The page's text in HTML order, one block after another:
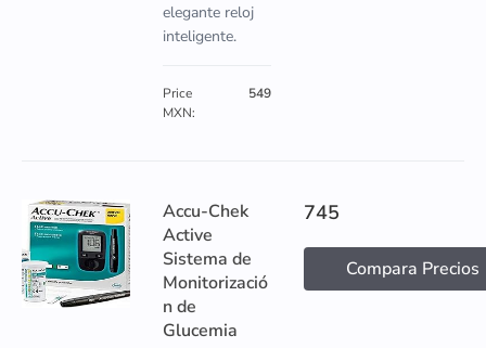
elegante reloj
inteligente.
Price
MXN:
549
Accu-Chek
Active
Sistema de
Monitorizació
n de
Glucemia
745
Compara Precios